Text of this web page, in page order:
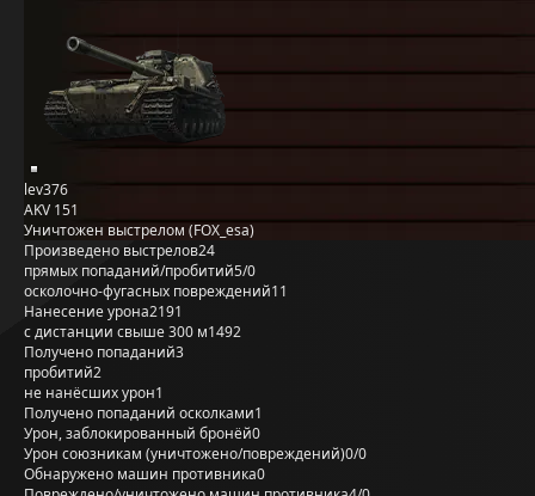
lev376
AKV 151
Уничтожен выстрелом (FOX_esa)
Произведено выстрелов24
прямых попаданий/пробитий5/0
осколочно-фугасных повреждений11
Нанесение урона2191
с дистанции свыше 300 м1492
Получено попаданий3
пробитий2
не нанёсших урон1
Получено попаданий осколками1
Урон, заблокированный бронёй0
Урон союзникам (уничтожено/повреждений)0/0
Обнаружено машин противника0